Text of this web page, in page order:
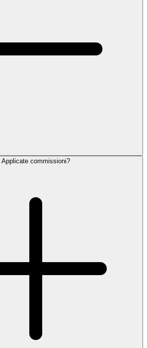
Applicate commissioni?